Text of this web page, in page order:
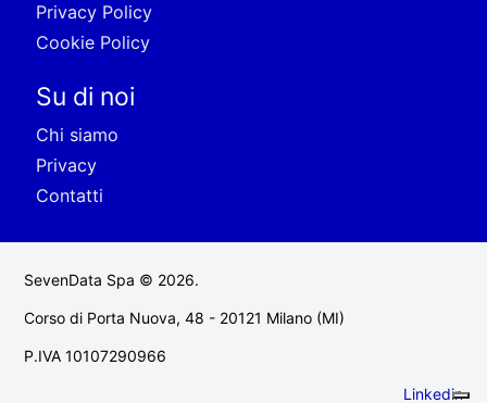
Privacy Policy
Cookie Policy
Su di noi
Chi siamo
Privacy
Contatti
SevenData Spa © 2026.
Corso di Porta Nuova, 48 - 20121 Milano (MI)
P.IVA 10107290966
Linkedin